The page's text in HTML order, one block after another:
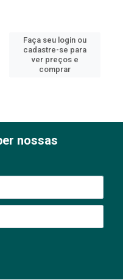
Faça seu login ou
cadastre-se para
ver preços e
comprar
nossas